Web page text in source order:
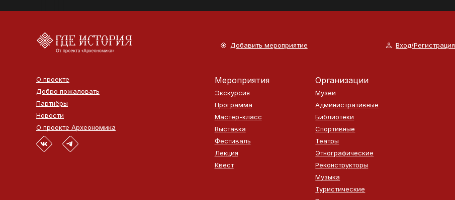
Добавить мероприятие Вход/Регистрация
О проекте
Добро пожаловать
Партнёры
Новости
О проекте Археономика
Мероприятия
Экскурсия
Программа
Мастер-класс
Выставка
Фестиваль
Лекция
Квест
Организации
Музеи
Административные
Библиотеки
Спортивные
Театры
Этнографические
Реконструкторы
Музыка
Туристические